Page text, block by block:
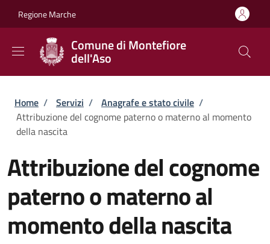
Regione Marche
Comune di Montefiore
dell'Aso
Briciole di pane
Home / Servizi / Anagrafe e stato civile /
Attribuzione del cognome paterno o materno al momento
della nascita
Attribuzione del cognome
paterno o materno al
momento della nascita